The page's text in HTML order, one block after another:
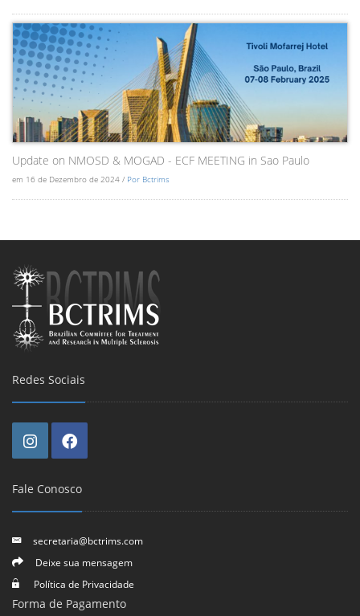
Update on NMOSD & MOGAD - ECF MEETING in Sao Paulo
em 16 de Dezembro de 2024 / Por Bctrims
Redes Sociais
Fale Conosco
secretaria@bctrims.com
Deixe sua mensagem
Política de Privacidade
Forma de Pagamento